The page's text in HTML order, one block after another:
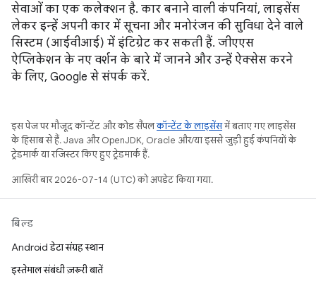
सेवाओं का एक कलेक्शन है. कार बनाने वाली कंपनियां, लाइसेंस
लेकर इन्हें अपनी कार में सूचना और मनोरंजन की सुविधा देने वाले
सिस्टम (आईवीआई) में इंटिग्रेट कर सकती हैं. जीएएस
ऐप्लिकेशन के नए वर्शन के बारे में जानने और उन्हें ऐक्सेस करने
के लिए, Google से संपर्क करें.
इस पेज पर मौजूद कॉन्टेंट और कोड सैंपलकॉन्टेंट के लाइसेंसमें बताए गए लाइसेंस
के हिसाब से हैं. Java और OpenJDK, Oracle और/या इससे जुड़ी हुई कंपनियों के
ट्रेडमार्क या रजिस्टर किए हुए ट्रेडमार्क हैं.
आखिरी बार 2026-07-14 (UTC) को अपडेट किया गया.
बिल्ड
Android डेटा संग्रह स्थान
इस्तेमाल संबंधी ज़रूरी बातें